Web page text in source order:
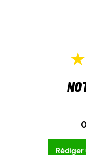
Rédiger